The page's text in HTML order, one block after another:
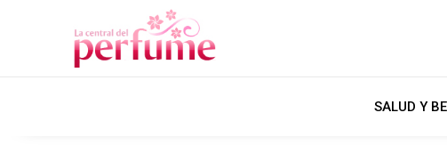
SALUD Y